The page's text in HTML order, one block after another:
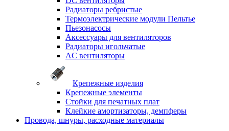
Радиаторы ребристые
Термоэлектрические модули Пельтье
Пьезонасосы
Аксессуары для вентиляторов
Радиаторы игольчатые
AC вентиляторы
Крепежные изделия
Крепежные элементы
Стойки для печатных плат
Клейкие амортизаторы, демпферы
Провода, шнуры, расходные материалы